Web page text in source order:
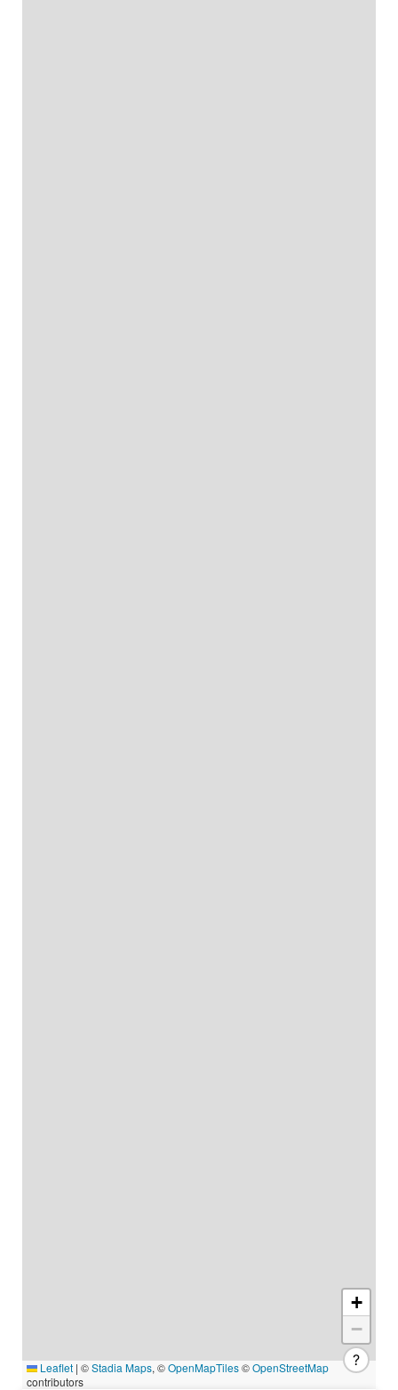
+
−
Leaflet | ©Stadia Maps, ©OpenMapTiles©OpenStreetMap
contributors
?